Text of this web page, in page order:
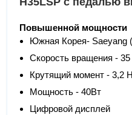
Повышенной мощности
Южная Корея- Saeyang
Скорость вращения -
Крутящий момент - 3,2
Мощность - 40Вт
Цифровой дисплей